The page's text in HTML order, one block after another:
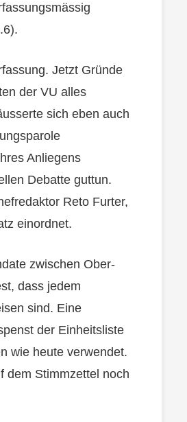
Jetzt Gründe
der VU alles
sich eben auch
Anliegens
Debatte guttun.
Reto Furter,
einordnet.
zwischen Ober-
dass jedem
sind. Eine
der Einheitsliste
wie heute verwendet.
dem Stimmzettel noch